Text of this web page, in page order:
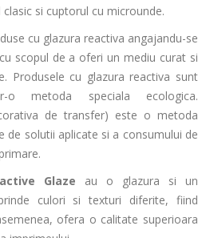
si cuptorul cu microunde.
cu glazura reactiva angajandu-se
scopul de a oferi un mediu curat si
Produsele cu glazura reactiva sunt
o metoda speciala ecologica.
de transfer) este o metoda
de solutii aplicate si a consumului de
Glaze au o glazura si un
culori si texturi diferite, fiind
ofera o calitate superioara